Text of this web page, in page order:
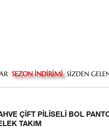
SEZON İNDİRİMİ SİZDEN
ÇIFT PILISELI BOL
TAKIM